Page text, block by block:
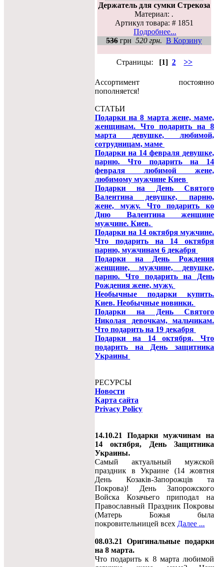
Держатель для сумки Стрекоза
Материал: .
Артикул товара: # 1851
Подробнее...
536 грн 520 грн. В Корзину
Страницы: [1] 2 >>
Ассортимент постоянно
пополняется!
СТАТЬИ
Подарки на 8 марта жене, маме,
женщинам. Что подарить на 8
марта девушке, любимой,
сотрудницам, маме
Подарки на 14 февраля девушке,
парню. Что подарить на 14
февраля любимой жене,
любимому мужчине Киев
Подарки на День Святого
Валентина девушке, парню,
жене, мужу. Что подарить ко
Дню Валентина женщине
мужчине. Киев.
Подарки на 14 октября мужчине.
Что подарить на 14 октября
парню, мужчинам 6 декабря
Подарки на День Рождения
женщине, мужчине, девушке,
парню. Что подарить на День
Рождения жене, мужу.
Необычные подарки купить.
Киев. Необычные новинки.
Подарки на День Святого
Николая девочкам, мальчикам.
Что подарить на 19 декабря
Подарки на 14 октября. Что
подарить на День защитника
Украины
РЕСУРСЫ
Новости
Карта сайта
Privacy Policy
14.10.21 Подарки мужчинам на
14 октября, День Защитника
Украины.
Самый актуальный мужской
праздник в Украине (14 жовтня
День Козаків-Запорожців та
Покрова)! День Запорожского
Войска Козачьего приподал на
Православный Праздник Покровы
(Матерь Божья была
покровительницей всех Далее ...
08.03.21 Оригинальные подарки
на 8 марта.
Что подарить к 8 марта любимой